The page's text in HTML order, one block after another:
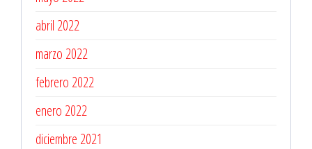
abril 2022
marzo 2022
febrero 2022
enero 2022
diciembre 2021